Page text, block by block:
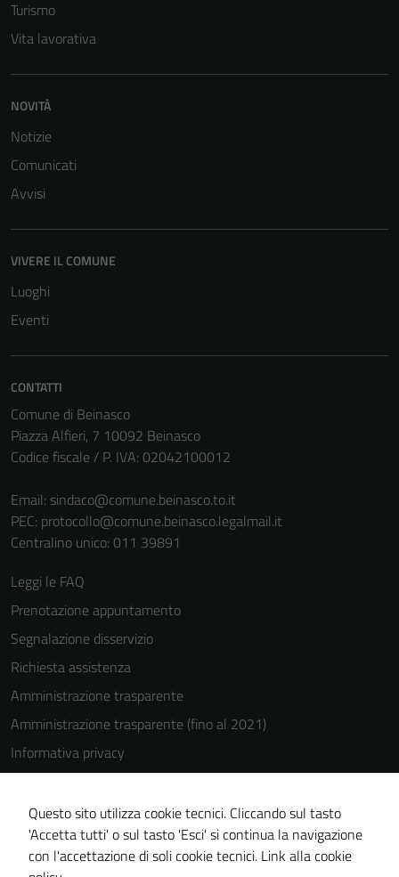
Turismo
Vita lavorativa
NOVITÀ
Notizie
Comunicati
Avvisi
VIVERE IL COMUNE
Luoghi
Eventi
CONTATTI
Comune di Beinasco
Piazza Alfieri, 7 10092 Beinasco
Codice fiscale / P. IVA: 02042100012
Email: sindaco@comune.beinasco.to.it
PEC: protocollo@comune.beinasco.legalmail.it
Centralino unico: 011 39891
Leggi le FAQ
Prenotazione appuntamento
Segnalazione disservizio
Richiesta assistenza
Amministrazione trasparente
Amministrazione trasparente (fino al 2021)
Informativa privacy
Cookie Policy
Note legali
Dichiarazione di accessibilità
Piano di miglioramento del sito
Questo sito utilizza cookie tecnici. Cliccando sul tasto
'Accetta tutti' o sul tasto 'Esci' si continua la navigazione
con l'accettazione di soli cookie tecnici. Link alla cookie
informazioni